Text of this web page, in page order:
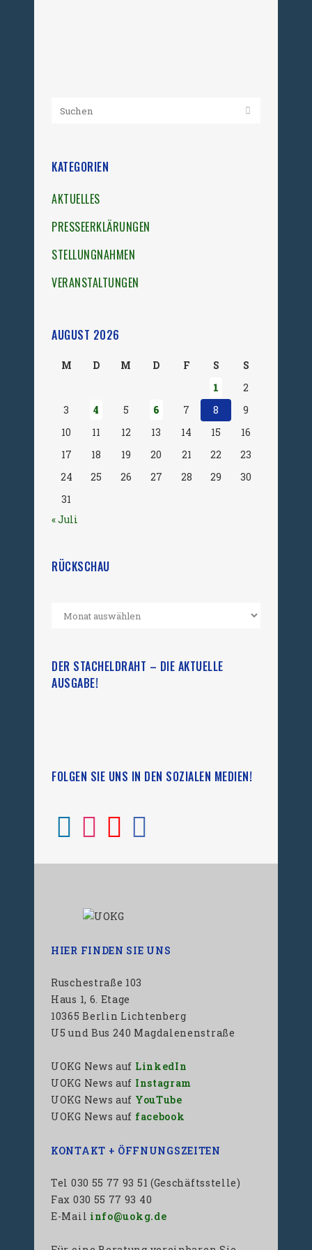
KATEGORIEN
AKTUELLES
PRESSEERKLÄRUNGEN
STELLUNGNAHMEN
VERANSTALTUNGEN
AUGUST 2026
M D M D F S
S
1
2
3
4 5 6 7 8
9
10
11 12 13 14 15
16
17
18 19 20 21 22
23
24
25 26 27 28 29
30
31
« Juli
RÜCKSCHAU
DER STACHELDRAHT – DIE AKTUELLE
AUSGABE!
FOLGEN SIE UNS IN DEN SOZIALEN MEDIEN!
HIER FINDEN SIE UNS
Ruschestraße 103
Haus 1, 6. Etage
10365 Berlin Lichtenberg
U5 und Bus 240 Magdalenenstraße
UOKG News auf LinkedIn
UOKG News auf Instagram
UOKG News auf YouTube
UOKG News auf facebook
KONTAKT + ÖFFNUNGSZEITEN
Tel 030 55 77 93 51 (Geschäftsstelle)
Fax 030 55 77 93 40
E-Mail info@uokg.de